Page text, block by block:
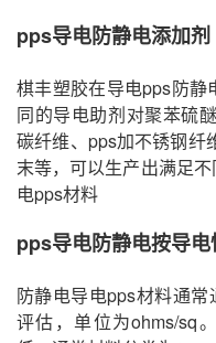
pps导电防静电添加剂
棋丰塑胶在导电pps防静
同的导电助剂对聚苯硫
碳纤维、pps加不锈钢纤
末等，可以生产出满足
电pps材料
pps导电防静电按导
防静电导电pps材料通
评估，单位为ohms/sq